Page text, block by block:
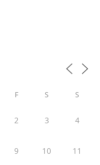
F S S
2 3 4
9 10 11